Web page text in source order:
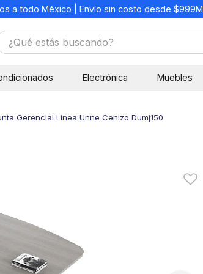
a todo México | Envío sin costo desde
estás buscando?
Electrónica Muebles
Gerencial Linea Unne Cenizo Dumj150
escolar
9.
escritorio